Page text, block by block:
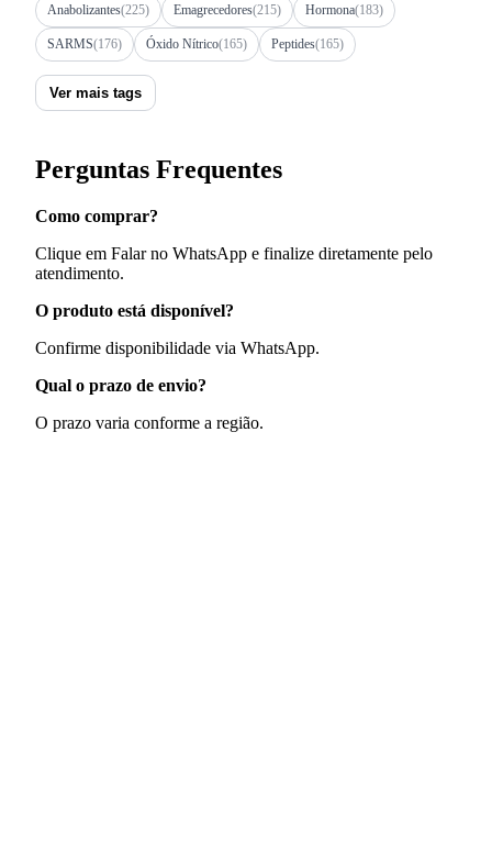
Anabolizantes(225) Emagrecedores(215) Hormona(183)
SARMS(176) Óxido Nítrico(165) Peptides(165)
Ver mais tags
Perguntas Frequentes
Como comprar?
Clique em Falar no WhatsApp e finalize diretamente pelo
atendimento.
O produto está disponível?
Confirme disponibilidade via WhatsApp.
Qual o prazo de envio?
O prazo varia conforme a região.